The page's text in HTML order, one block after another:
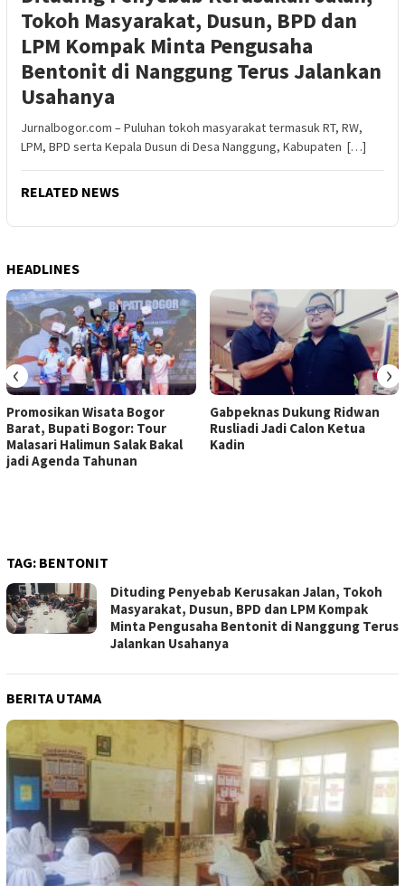
Tokoh Masyarakat, Dusun, BPD dan
LPM Kompak Minta Pengusaha
Bentonit di Nanggung Terus Jalankan
Usahanya
Jurnalbogor.com – Puluhan tokoh masyarakat termasuk RT, RW,
LPM, BPD serta Kepala Dusun di Desa Nanggung, Kabupaten […]
RELATED NEWS
HEADLINES
Promosikan Wisata Bogor
Barat, Bupati Bogor: Tour
Malasari Halimun Salak Bakal
jadi Agenda Tahunan
Gabpeknas Dukung Ridwan
Rusliadi Jadi Calon Ketua
Kadin
‹ ›
TAG: BENTONIT
Dituding Penyebab Kerusakan Jalan, Tokoh
Masyarakat, Dusun, BPD dan LPM Kompak
Minta Pengusaha Bentonit di Nanggung Terus
Jalankan Usahanya
BERITA UTAMA